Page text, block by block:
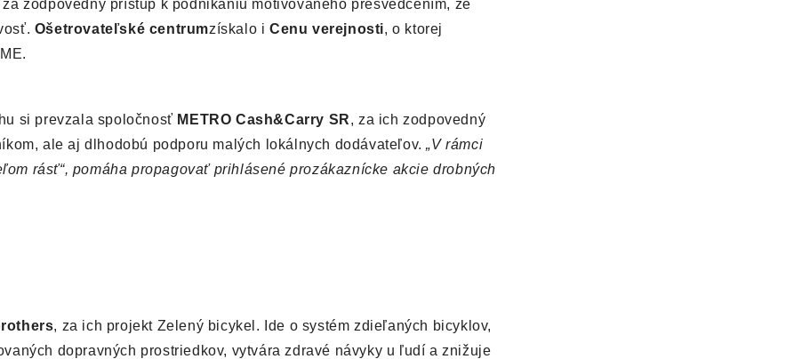
zodpovedný prístup k podnikaniu motivovaného presvedčením, že
Ošetrovateľské centrumzískalo iCenu verejnosti, o ktorej
si prevzala spoločnosť METRO Cash&Carry SR, za ich zodpovedný
ale aj dlhodobú podporu malých lokálnych dodávateľov.„V rámci
rásť“, pomáha propagovať prihlásené prozákaznícke akcie drobných
, za ich projekt Zelený bicykel. Ide o systém zdieľaných bicyklov,
dopravných prostriedkov, vytvára zdravé návyky u ľudí a znižuje